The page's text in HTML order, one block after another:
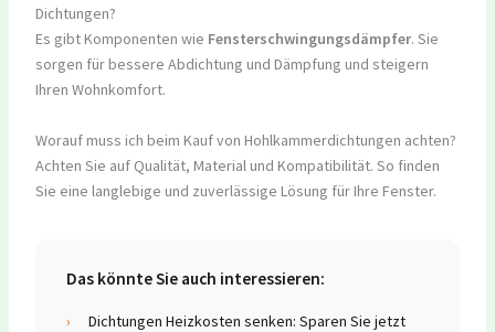
Dichtungen?
Es gibt Komponenten wie Fensterschwingungsdämpfer. Sie
sorgen für bessere Abdichtung und Dämpfung und steigern
Ihren Wohnkomfort.
Worauf muss ich beim Kauf von Hohlkammerdichtungen achten?
Achten Sie auf Qualität, Material und Kompatibilität. So finden
Sie eine langlebige und zuverlässige Lösung für Ihre Fenster.
Das könnte Sie auch interessieren:
›
Dichtungen Heizkosten senken: Sparen Sie jetzt